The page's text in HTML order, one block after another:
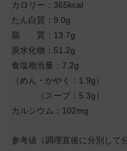
カロリー：365kcal
たん白質：9.0g
脂 質：13.7g
炭水化物：51.2g
食塩相当量：7.2g
（めん・かやく：1.9g）
（スープ：5.3g）
カルシウム：102mg
参考値（調理直後に分別して分